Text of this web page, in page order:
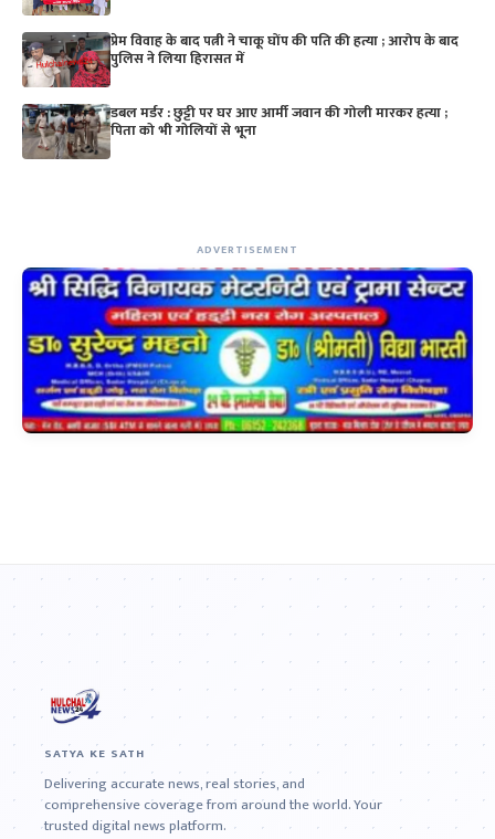
प्रेम विवाह के बाद पत्नी ने चाकू घोंप की पति की हत्या ; आरोप के बाद
पुलिस ने लिया हिरासत में
डबल मर्डर : छुट्टी पर घर आए आर्मी जवान की गोली मारकर हत्या ;
पिता को भी गोलियों से भूना
ADVERTISEMENT
SATYA KE SATH
Delivering accurate news, real stories, and
comprehensive coverage from around the world. Your
trusted digital news platform.